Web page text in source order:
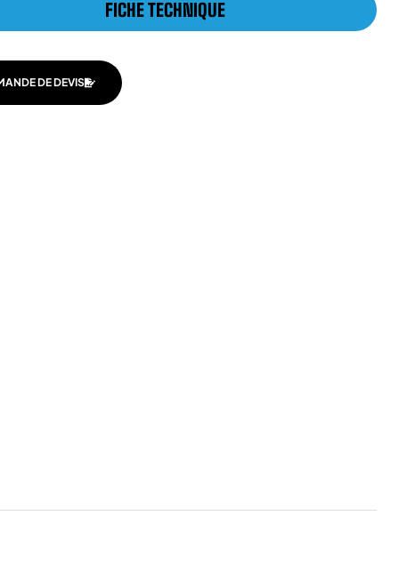
FICHE TECHNIQUE
DE DEVIS